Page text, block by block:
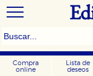
Compra
online
Lista de
deseos